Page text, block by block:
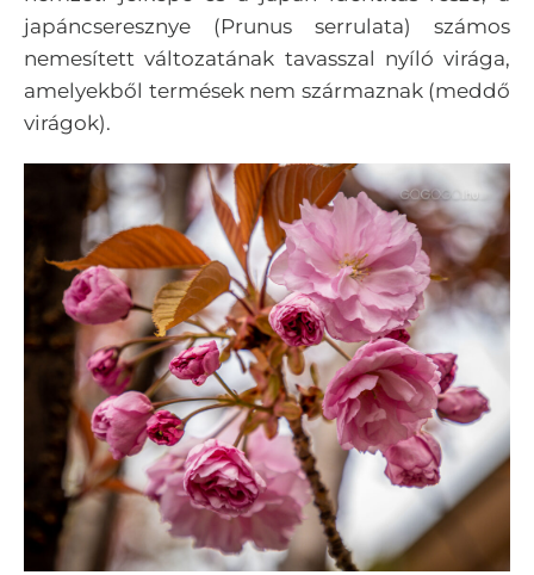
japáncseresznye (Prunus serrulata) számos
nemesített változatának tavasszal nyíló virága,
amelyekből termések nem származnak (meddő
virágok).